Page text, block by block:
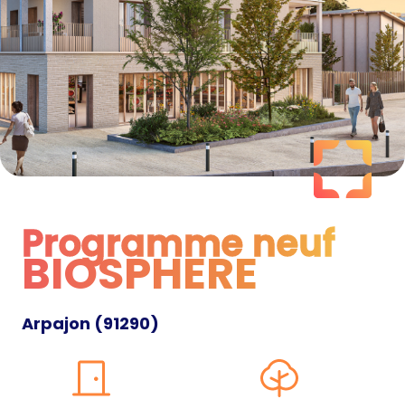
Programme neuf
Programme neuf
BIOSPHERE
Arpajon (91290)